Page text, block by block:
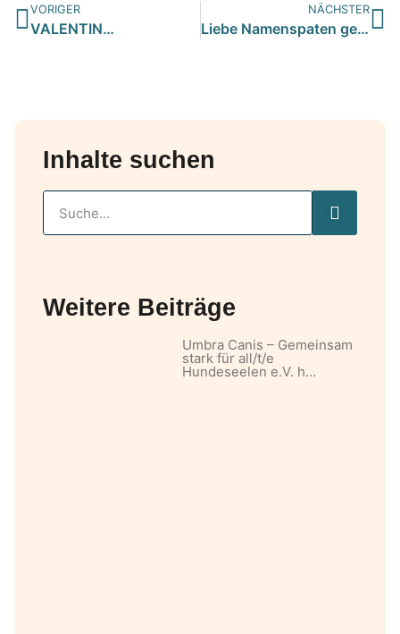
VORIGER
VALENTIN…
NÄCHSTER
Liebe Namenspaten gesucht !!…
Inhalte suchen
Weitere Beiträge
Umbra Canis – Gemeinsam
stark für all/t/e
Hundeseelen e.V. h…